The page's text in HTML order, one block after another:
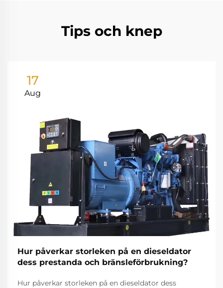
Tips och knep
17
Aug
Hur påverkar storleken på en dieseldator
dess prestanda och bränsleförbrukning?
Hur påverkar storleken på en dieseldator dess